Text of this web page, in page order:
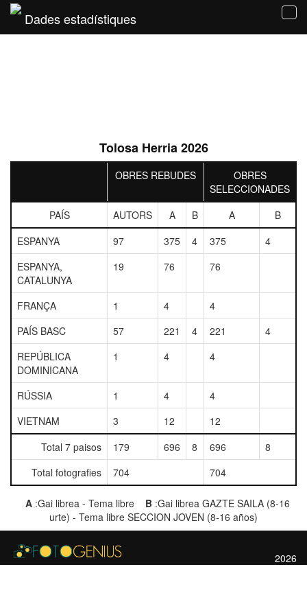
Dades estadístiques
Tolosa Herria 2026
OBRES REBUDES
OBRES
SELECCIONADES
PAÍS
AUTORS A B A
B
ESPANYA
97 375 4 375
4
ESPANYA,
CATALUNYA
19 76 76
FRANÇA 1 4
4
PAÍS BASC
57 221 4 221
4
REPÚBLICA
DOMINICANA
1 4 4
RÚSSIA 1 4
4
VIETNAM
3 12
12
Total 7 paisos
179 696 8 696
8
Total fotografies
704 704
A :Gai librea - Tema libre B :Gai librea GAZTE SAILA (8-16
urte) - Tema libre SECCION JOVEN (8-16 años)
2026